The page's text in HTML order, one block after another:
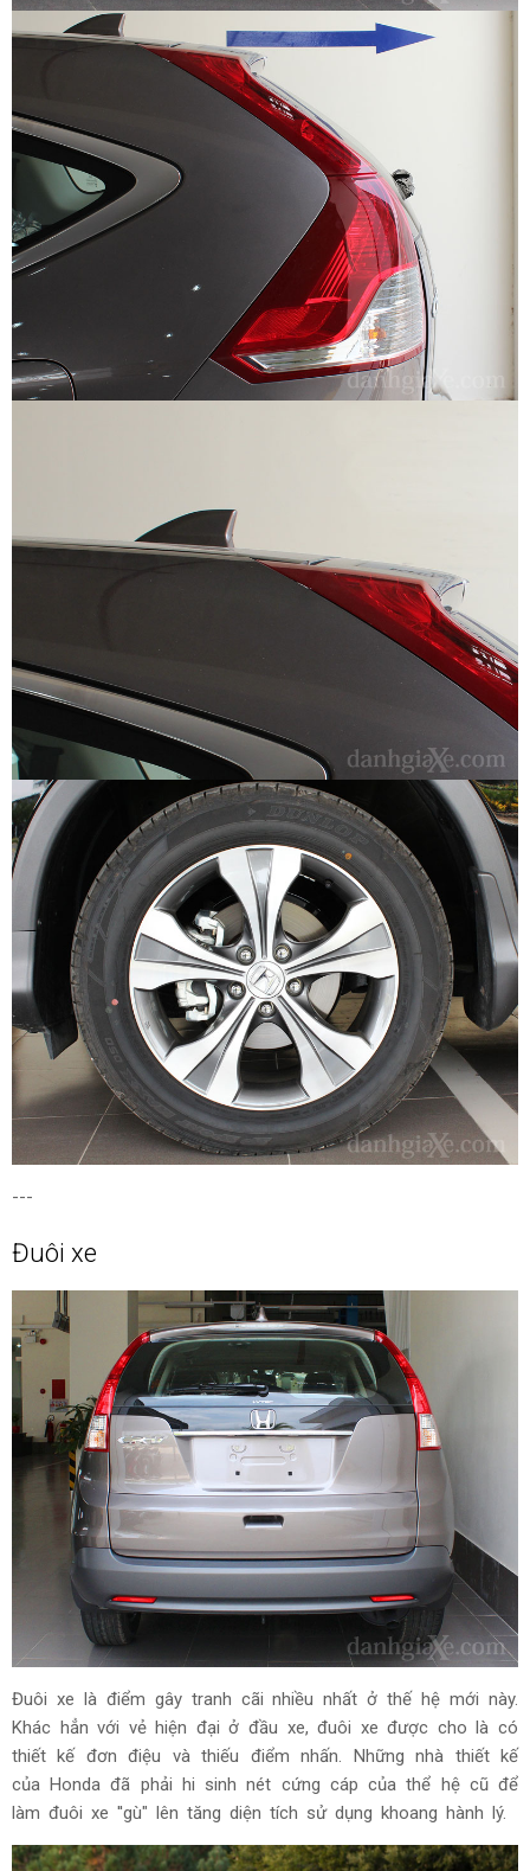
---
Đuôi xe
Đuôi xe là điểm gây tranh cãi nhiều nhất ở thế hệ mới này.
Khác hẳn với vẻ hiện đại ở đầu xe, đuôi xe được cho là có
thiết kế đơn điệu và thiếu điểm nhấn. Những nhà thiết kế
của Honda đã phải hi sinh nét cứng cáp của thể hệ cũ để
làm đuôi xe ''gù" lên tăng diện tích sử dụng khoang hành lý.